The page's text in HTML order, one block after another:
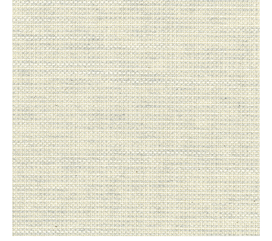
商品を探す トップ
壁紙
カーテン
床材
ブランド・コレクション
Lilycolor Coordinate 着せ替えシミュレーション
カタログ一覧
カタログ一覧 トップ
壁紙
カーテン
床材
サステナブル商品
ノンワックス床タイル
壁紙機能性ガイド
施工事例
施工事例 トップ
医療・福祉施設
ホテル・オフィス・店舗
モデルハウス
新築戸建・マンション
#リリカラのある暮らし
リリカラノート
ショールーム
ショールーム トップ
東京ショールーム
大阪ショールーム
お客様サポート
お客様サポート トップ